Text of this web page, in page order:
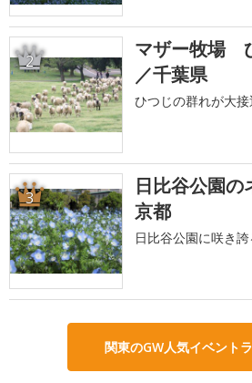
2
マザー牧場
／千葉県
ひつじの群れが大接
3
日比谷公園
京都
日比谷公園に咲き
関東のGW人気イベント